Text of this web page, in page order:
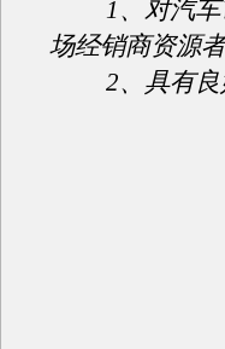
1、对汽车市
场经销商资源者
2、具有良好